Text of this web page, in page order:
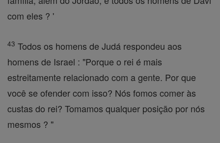
com eles ? '
43 Todos os homens de Judá respondeu aos
homens de Israel : "Porque o rei é mais
estreitamente relacionado com a gente. Por que
você se ofender com isso? Nós fomos comer às
custas do rei? Tomamos qualquer posição por nós
mesmos ? "